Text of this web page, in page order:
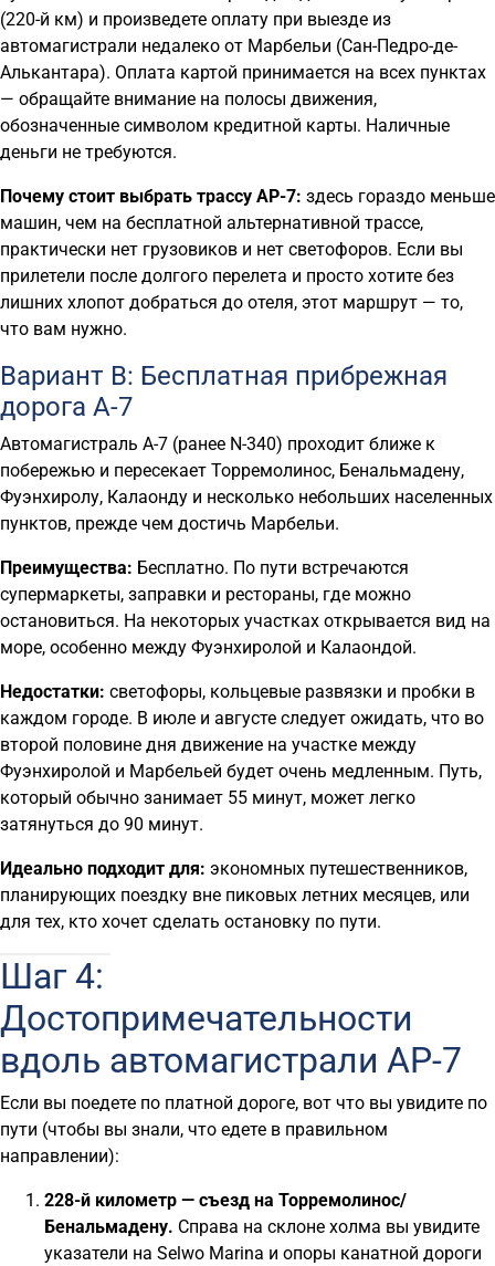
(220-й км) и произведете оплату при выезде из
автомагистрали недалеко от Марбельи (Сан-Педро-де-
Алькантара). Оплата картой принимается на всех пунктах
— обращайте внимание на полосы движения,
обозначенные символом кредитной карты. Наличные
деньги не требуются.
Почему стоит выбрать трассу AP-7: здесь гораздо меньше
машин, чем на бесплатной альтернативной трассе,
практически нет грузовиков и нет светофоров. Если вы
прилетели после долгого перелета и просто хотите без
лишних хлопот добраться до отеля, этот маршрут — то,
что вам нужно.
Вариант B: Бесплатная прибрежная
дорога A-7
Автомагистраль A-7 (ранее N-340) проходит ближе к
побережью и пересекает Торремолинос, Бенальмадену,
Фуэнхиролу, Калаонду и несколько небольших населенных
пунктов, прежде чем достичь Марбельи.
Преимущества: Бесплатно. По пути встречаются
супермаркеты, заправки и рестораны, где можно
остановиться. На некоторых участках открывается вид на
море, особенно между Фуэнхиролой и Калаондой.
Недостатки: светофоры, кольцевые развязки и пробки в
каждом городе. В июле и августе следует ожидать, что во
второй половине дня движение на участке между
Фуэнхиролой и Марбельей будет очень медленным. Путь,
который обычно занимает 55 минут, может легко
затянуться до 90 минут.
Идеально подходит для: экономных путешественников,
планирующих поездку вне пиковых летних месяцев, или
для тех, кто хочет сделать остановку по пути.
Шаг 4:
Достопримечательности
вдоль автомагистрали AP-7
Если вы поедете по платной дороге, вот что вы увидите по
пути (чтобы вы знали, что едете в правильном
направлении):
228-й километр — съезд на Торремолинос/
Бенальмадену. Справа на склоне холма вы увидите
указатели на Selwo Marina и опоры канатной дороги